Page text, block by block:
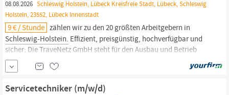
08.08.2026 Schleswig Holstein, Lübeck Kreisfreie Stadt, Lübeck, Schleswig
Holstein, 23552, Lübeck Innenstadt
9 € / Stunde zählen wir zu den 20 größten Arbeitgebern in
Schleswig-Holstein. Effizient, preisgünstig, hochverfügbar und
sicher: Die TraveNetz GmbH steht für den Ausbau und Betrieb
einer modernen Infrastruktur für die Energieversorgung.
Zusammen mit unseren Partnern gestalten wir die Energiezukunft
aktiv mit. Für die Gruppe Planung, Bau &
Servicetechniker (m/w/d)